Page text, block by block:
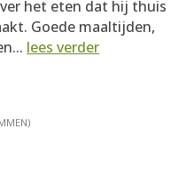
het eten dat hij thuis
Goede maaltijden,
lees verder